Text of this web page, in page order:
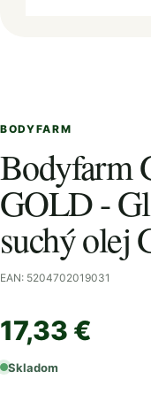
BODYFARM
Bodyfarm
GOLD -
suchý olej
EAN: 5204702019031
17,33 €
Skladom